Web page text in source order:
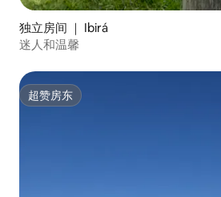
独立房间 ｜ Ibirá
迷人和温馨
超赞房东
超赞房东